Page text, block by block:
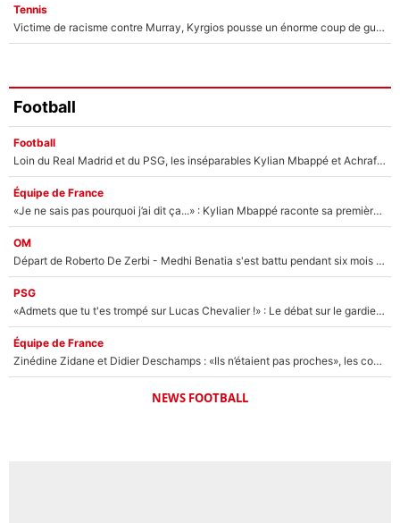
Tennis
Victime de racisme contre Murray, Kyrgios pousse un énorme coup de gueule !
Football
Football
Loin du Real Madrid et du PSG, les inséparables Kylian Mbappé et Achraf Hakimi changent d'équipe le temps d'une journée !
Équipe de France
«Je ne sais pas pourquoi j’ai dit ça...» : Kylian Mbappé raconte sa première rencontre avec Zinédine Zidane (et c’est très drôle)
OM
Départ de Roberto De Zerbi - Medhi Benatia s'est battu pendant six mois pour le retenir à l'OM, le PSG a été le naufrage de trop : «Je pars avec toi»
PSG
«Admets que tu t'es trompé sur Lucas Chevalier !» : Le débat sur le gardien du PSG vire au clash à l'After Foot
Équipe de France
Zinédine Zidane et Didier Deschamps : «Ils n’étaient pas proches», les confidences d’un membre de l’équipe de France 1998 sur leur relation spéciale
NEWS FOOTBALL